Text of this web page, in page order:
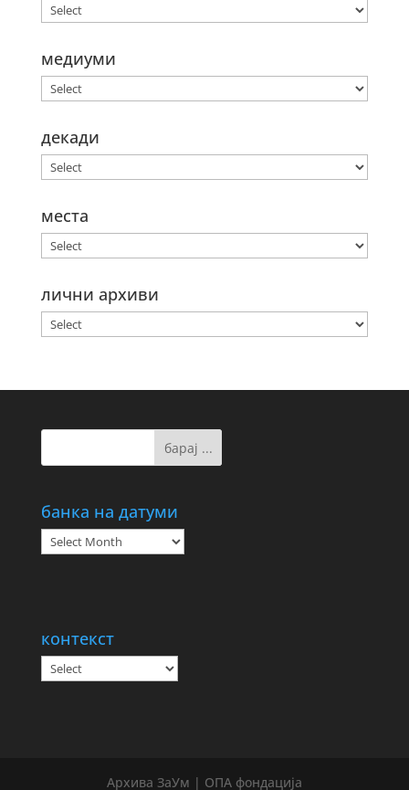
медиуми
декади
места
лични архиви
банка на датуми
банка
на
контекст
Архива ЗаУм | ОПА фондација